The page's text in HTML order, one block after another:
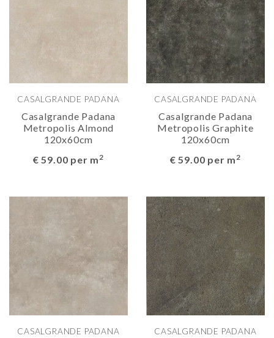
CASALGRANDE PADANA
Casalgrande Padana
Metropolis Almond
120x60cm
€ 59.00 per m2
CASALGRANDE PADANA
Casalgrande Padana
Metropolis Graphite
120x60cm
€ 59.00 per m2
CASALGRANDE PADANA CASALGRANDE PADANA